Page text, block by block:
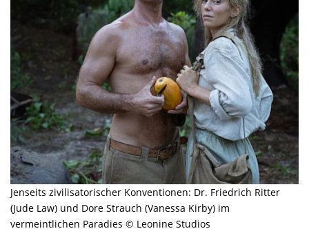
Jenseits zivilisatorischer Konventionen: Dr. Friedrich Ritter
(Jude Law) und Dore Strauch (Vanessa Kirby) im
vermeintlichen Paradies © Leonine Studios